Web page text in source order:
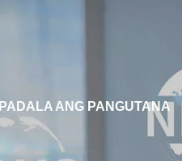
IPADALA ANG PANGUTANA